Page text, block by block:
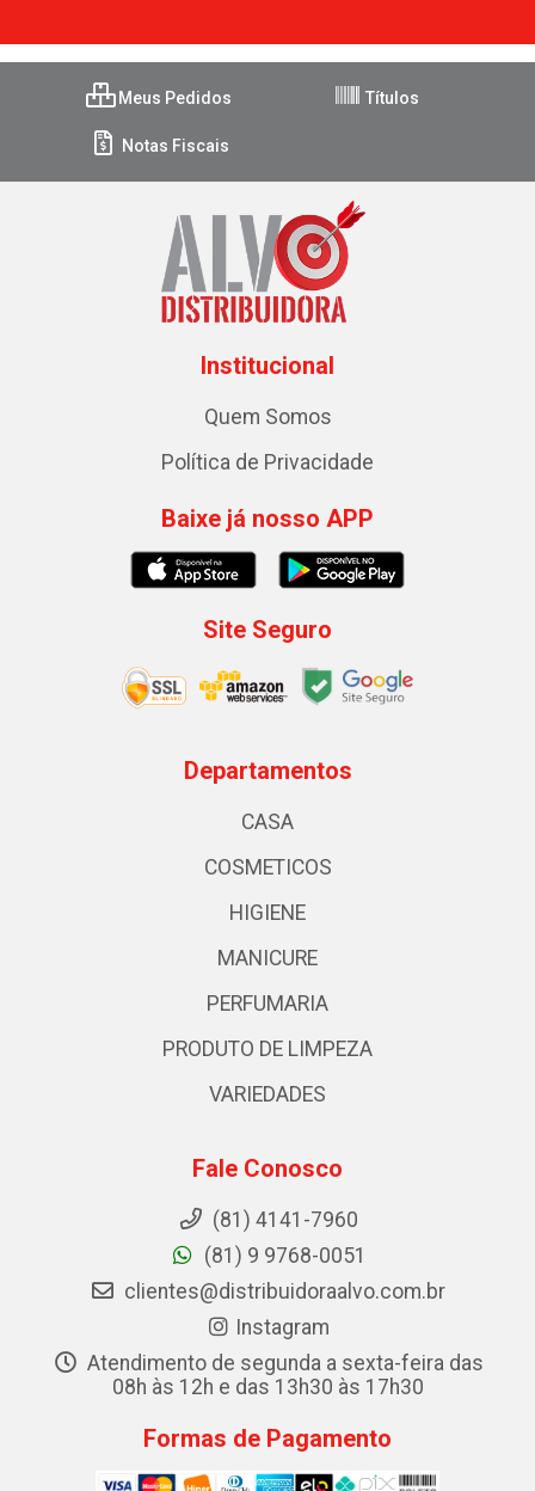
Meus Pedidos Títulos
Notas Fiscais
Institucional
Quem Somos
Política de Privacidade
Baixe já nosso APP
Site Seguro
Departamentos
CASA
COSMETICOS
HIGIENE
MANICURE
PERFUMARIA
PRODUTO DE LIMPEZA
VARIEDADES
Fale Conosco
(81) 4141-7960
(81) 9 9768-0051
clientes@distribuidoraalvo.com.br
Instagram
Atendimento de segunda a sexta-feira das
08h às 12h e das 13h30 às 17h30
Formas de Pagamento